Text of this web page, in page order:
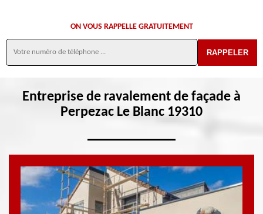
ON VOUS RAPPELLE GRATUITEMENT
Entreprise de ravalement de façade à
Perpezac Le Blanc 19310